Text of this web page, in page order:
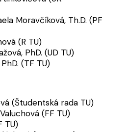
Moravčíková, Th.D. (PF
(R TU)
PhD. (UD TU)
(TF TU)
(Študentská rada TU)
(FF TU)
TU)